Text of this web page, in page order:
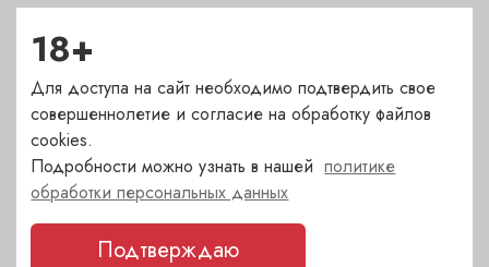
сухое
Страна
Италия
Сорт
Гарганега,Треббьяно
18+
Для доступа на сайт необходимо подтвердить свое
совершеннолетие и согласие на обработку файлов
cookies.
Подробности можно узнать в нашейполитике
обработки персональных данных
Подтверждаю